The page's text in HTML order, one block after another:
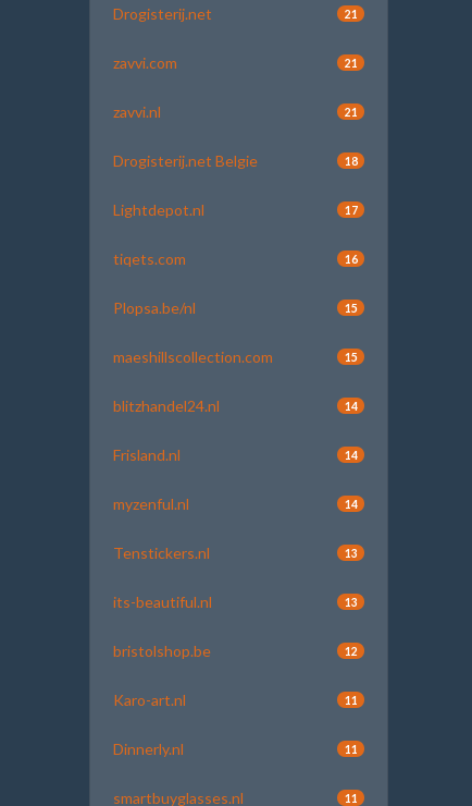
Drogisterij.net 21
zavvi.com 21
zavvi.nl 21
Drogisterij.net Belgie 18
Lightdepot.nl 17
tiqets.com 16
Plopsa.be/nl 15
maeshillscollection.com 15
blitzhandel24.nl 14
Frisland.nl 14
myzenful.nl 14
Tenstickers.nl 13
its-beautiful.nl 13
bristolshop.be 12
Karo-art.nl 11
Dinnerly.nl 11
smartbuyglasses.nl 11